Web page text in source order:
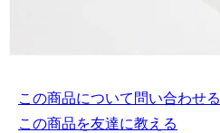
この商品について問い合わせる
この商品を友達に教える